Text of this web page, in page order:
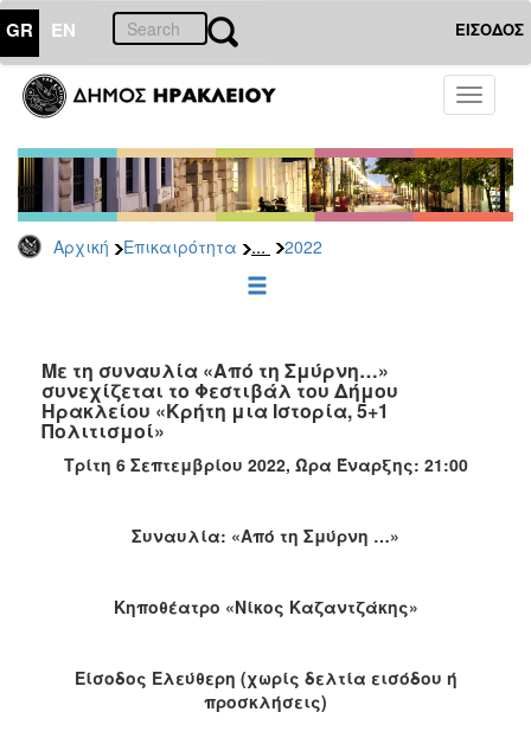
GR EN ΕΙΣΟΔΟΣ
Toggle
Αρχική Επικαιρότητα ... 2022
ΕΠΙΚΑΙΡΟΤΗΤΑ
Τύπου
Αρχείο
2026
2025
2022
2021
2020
2019
2017
2015
2012
Με τη συναυλία «Από τη Σμύρνη…»
συνεχίζεται το Φεστιβάλ του Δήμου
Ηρακλείου «Κρήτη μια Ιστορία, 5+1
Πολιτισμοί»
Τρίτη 6 Σεπτεμβρίου 2022, Ώρα Έναρξης: 21:00
Συναυλία: «Από τη Σμύρνη …»
Κηποθέατρο «Νίκος Καζαντζάκης»
Είσοδος Ελεύθερη (χωρίς δελτία εισόδου ή
προσκλήσεις)